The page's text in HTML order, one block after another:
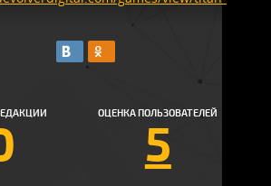
ОЦЕНКА ПОЛЬЗОВАТЕЛЕЙ
5